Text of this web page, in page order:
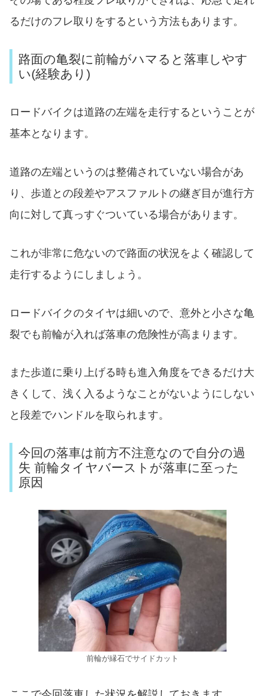
るだけのフレ取りをするという方法もあります。
路面の亀裂に前輪がハマると落車しやす
い(経験あり)
ロードバイクは道路の左端を走行するということが
基本となります。
道路の左端というのは整備されていない場合があ
り、歩道との段差やアスファルトの継ぎ目が進行方
向に対して真っすぐついている場合があります。
これが非常に危ないので路面の状況をよく確認して
走行するようにしましょう。
ロードバイクのタイヤは細いので、意外と小さな亀
裂でも前輪が入れば落車の危険性が高まります。
また歩道に乗り上げる時も進入角度をできるだけ大
きくして、浅く入るようなことがないようにしない
と段差でハンドルを取られます。
今回の落車は前方不注意なので自分の過
失 前輪タイヤバーストが落車に至った
原因
前輪が縁石でサイドカット